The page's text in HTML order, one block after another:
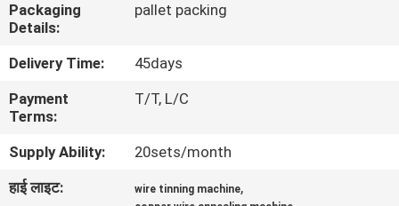
हमारे
का
दौरा
Packaging
Details:
pallet packing
Delivery Time:
45days
Payment
Terms:
T/T, L/C
Supply Ability:
20sets/month
हाई लाइट:
wire tinning machine,